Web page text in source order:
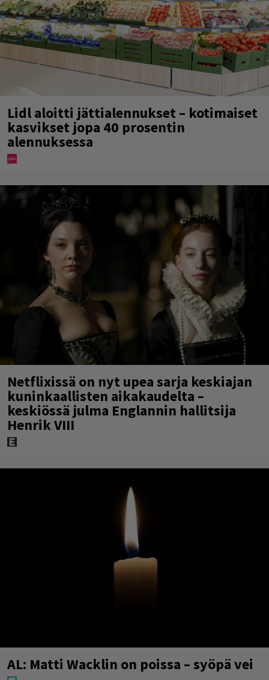
Lidl aloitti jättialennukset – kotimaiset
kasvikset jopa 40 prosentin
alennuksessa
Netflixissä on nyt upea sarja keskiajan
kuninkaallisten aikakaudelta –
keskiössä julma Englannin hallitsija
Henrik VIII
AL: Matti Wacklin on poissa – syöpä vei